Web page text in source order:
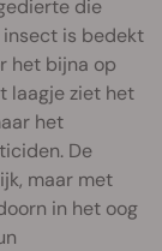
die
is bedekt
het bijna op
laagje ziet het
het
De
maar met
in het oog